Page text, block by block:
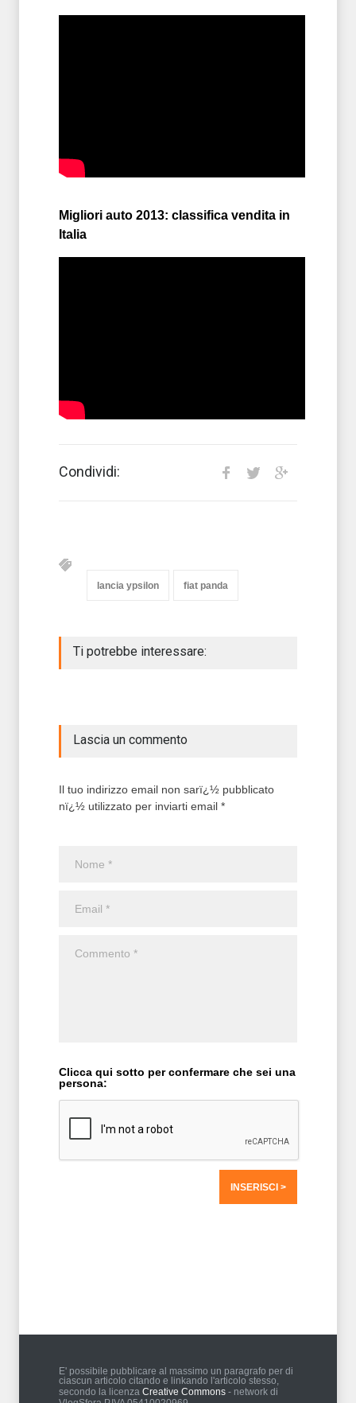
Migliori auto 2013: classifica vendita in
Italia
Condividi:
lancia ypsilon fiat panda
Ti potrebbe interessare:
Lascia un commento
Il tuo indirizzo email non sarï¿½ pubblicato
nï¿½ utilizzato per inviarti email *
Clicca qui sotto per confermare che sei una
persona:
E' possibile pubblicare al massimo un paragrafo per di
ciascun articolo citando e linkando l'articolo stesso,
secondo la licenza Creative Commons - network di